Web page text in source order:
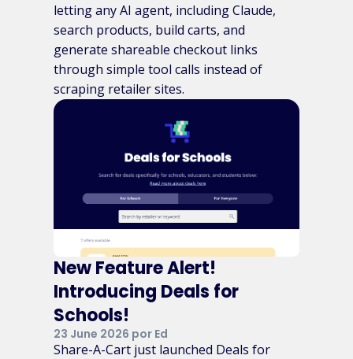
letting any AI agent, including Claude,
search products, build carts, and
generate shareable checkout links
through simple tool calls instead of
scraping retailer sites.
New Feature Alert!
Introducing Deals for
Schools!
23 June 2026 por Ed
Share-A-Cart just launched Deals for